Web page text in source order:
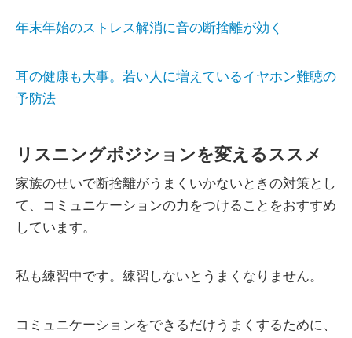
年末年始のストレス解消に音の断捨離が効く
耳の健康も大事。若い人に増えているイヤホン難聴の
予防法
リスニングポジションを変えるススメ
家族のせいで断捨離がうまくいかないときの対策とし
て、コミュニケーションの力をつけることをおすすめ
しています。
私も練習中です。練習しないとうまくなりません。
コミュニケーションをできるだけうまくするために、